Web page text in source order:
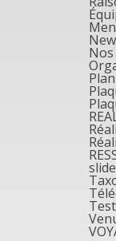
Test